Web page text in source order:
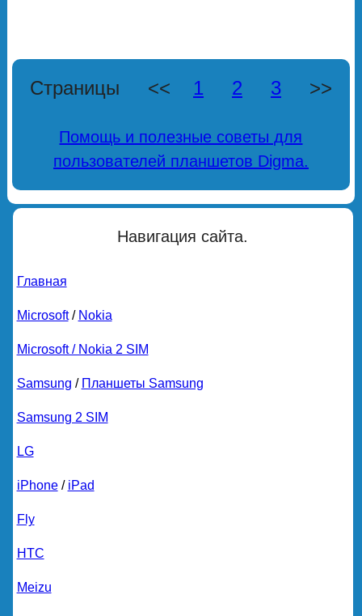
Страницы << 1 2 3>>
Помощь и полезные советы для
пользователей планшетов Digma.
Навигация сайта.
Главная
Microsoft/ Nokia
Microsoft / Nokia 2 SIM
Samsung / Планшеты Samsung
Samsung 2 SIM
LG
iPhone/ iPad
Fly
HTC
Meizu